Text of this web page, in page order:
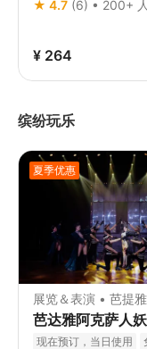
★ 4.7 (6) • 200+
¥ 264
缤纷玩乐
夏季优惠
展览＆表演 • 芭提雅
芭达雅阿克萨人
现在预订，当日使用